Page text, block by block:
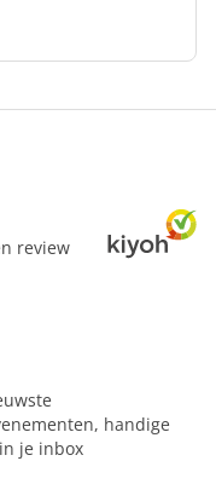
review
handige
je inbox